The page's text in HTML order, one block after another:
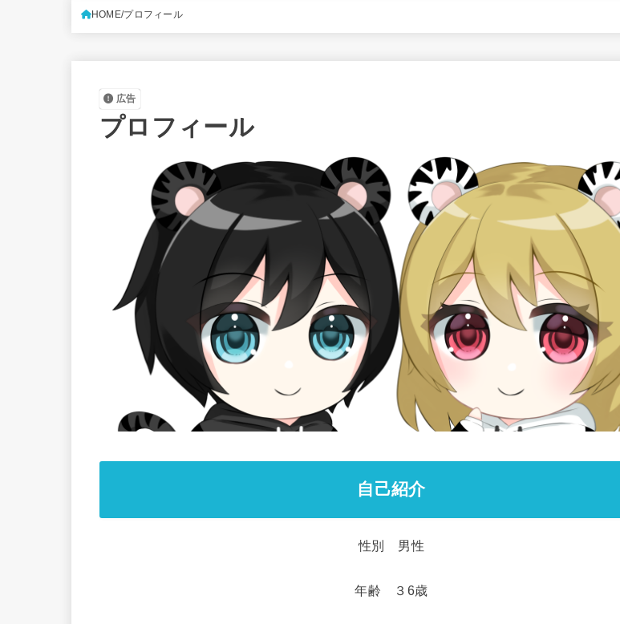
HOME プロフィール
広告
プロフィール
自己紹介
性別 男性
年齢 ３6歳